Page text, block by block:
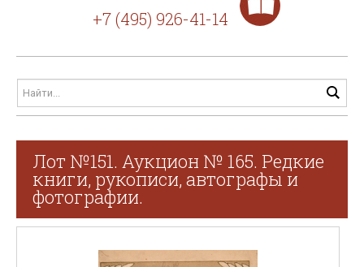
+7 (495) 926-41-14
Лот №151. Аукцион № 165. Редкие
книги, рукописи, автографы и
фотографии.